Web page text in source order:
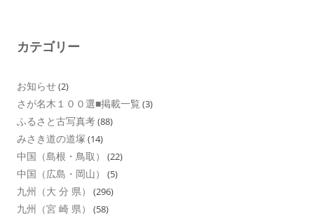
カテゴリー
お知らせ(2)
さが名木１００選■掲載一覧 (3)
ふるさと古写真考(88)
みさき道の道塚 (14)
中国（島根・鳥取） (22)
中国（広島・岡山） (5)
九州（大 分 県） (296)
九州（宮 崎 県） (58)